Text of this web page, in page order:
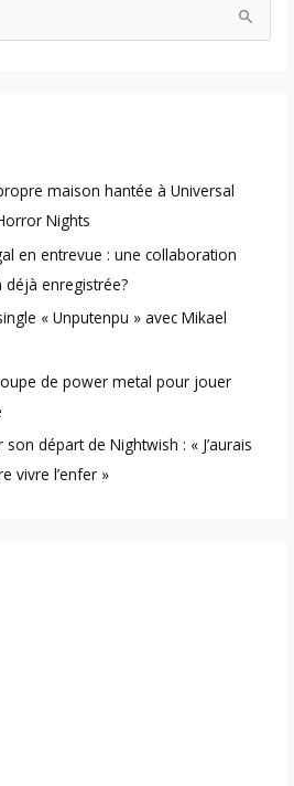
maison hantée à Universal
Nights
en entrevue : une collaboration
enregistrée?
« Unputenpu » avec Mikael
de power metal pour jouer
départ de Nightwish : « J’aurais
vivre l’enfer »